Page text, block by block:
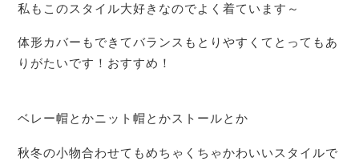
私もこのスタイル大好きなのでよく着ています～
体形カバーもできてバランスもとりやすくてとってもあ
りがたいです！おすすめ！
ベレー帽とかニット帽とかストールとか
秋冬の小物合わせてもめちゃくちゃかわいいスタイルで